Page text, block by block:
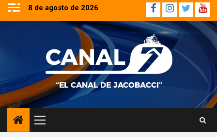
Saltar
contenido
8 de agosto de 2026 Facebook
Instagram
Twitter
Menú
principal